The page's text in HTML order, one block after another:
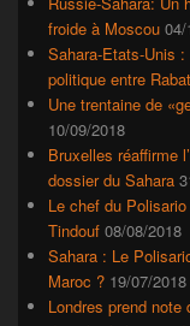
froide à Moscou
Sahara-Etats-Unis :
politique entre
Une trentaine de
10/09/2018
Bruxelles réaffirme
dossier du Sahara
Le chef du
Tindouf 08/08/2018
Sahara : Le
Maroc ? 19/07/2018
Londres prend